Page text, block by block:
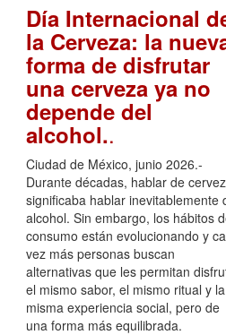
Día Internacional
la Cerveza: la
forma de disfrutar
una cerveza ya no
depende del
alcohol..
Ciudad de México, junio 2026.-
Durante décadas, hablar de
significaba hablar inevitablemente
alcohol. Sin embargo, los hábitos
consumo están evolucionando y
vez más personas buscan
alternativas que les permitan
el mismo sabor, el mismo ritual y la
misma experiencia social, pero de
una forma más equilibrada.